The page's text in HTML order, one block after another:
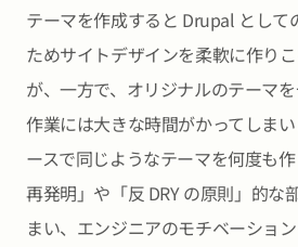
テーマを作成すると Drupal として
ためサイトデザインを柔軟に作り
が、一方で、オリジナルのテーマ
作業には大きな時間がかってしま
ースで同じようなテーマを何度も
再発明」や「反 DRY の原則」的な
まい、エンジニアのモチベーショ